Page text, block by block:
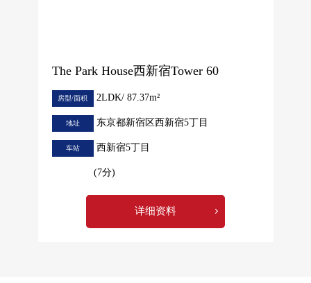
The Park House西新宿Tower 60
房型/面积 2LDK/ 87.37m²
地址 东京都新宿区西新宿5丁目
车站 西新宿5丁目
(7分)
详细资料